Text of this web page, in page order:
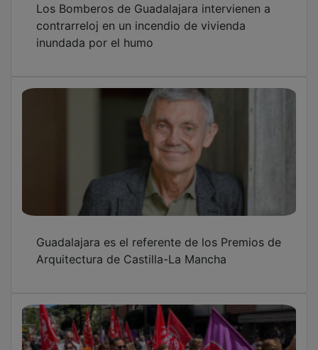
Los Bomberos de Guadalajara intervienen a
contrarreloj en un incendio de vivienda
inundada por el humo
Guadalajara es el referente de los Premios de
Arquitectura de Castilla-La Mancha